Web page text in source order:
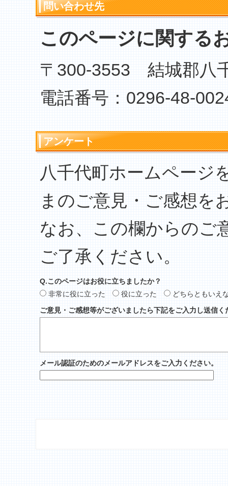
問い合わせ先
このページに関する
〒300-3553 結城郡八
電話番号：0296-48-
アンケート
八千代町ホームページ
まのご意見・ご感想を
なお、この欄からのご
ご了承ください。
Q.このページはお役に立ちましたか？
非常に役に立った
役に立った
どちらともいえ
ご意見・ご感想等がございましたら下記をご入力し送信く
メール認証のためのメールアドレスをご入力ください。